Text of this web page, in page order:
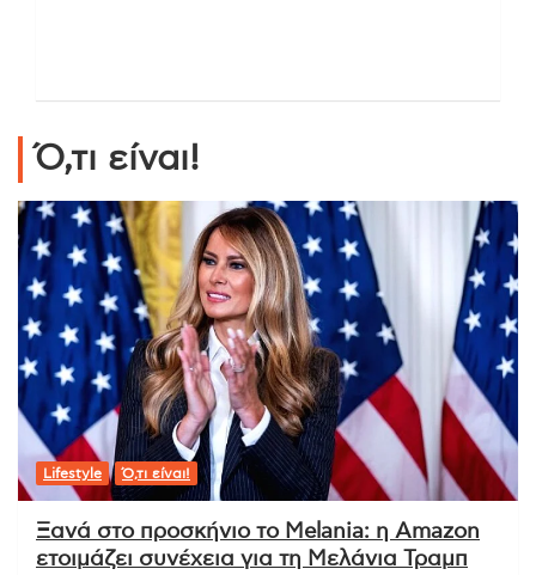
Ό,τι είναι!
Lifestyle Ό,τι είναι!
Ξανά στο προσκήνιο το Melania: η Amazon
ετοιμάζει συνέχεια για τη Μελάνια Τραμπ